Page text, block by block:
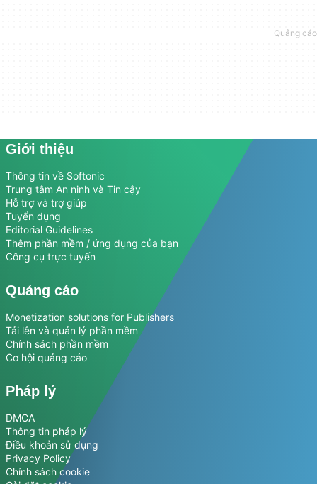
Giới thiệu
Thông tin về Softonic
Trung tâm An ninh và Tin cậy
Hỗ trợ và trợ giúp
Tuyển dụng
Editorial Guidelines
Thêm phần mềm / ứng dụng của bạn
Công cụ trực tuyến
Quảng cáo
Monetization solutions for Publishers
Tải lên và quản lý phần mềm
Chính sách phần mềm
Cơ hội quảng cáo
Pháp lý
DMCA
Thông tin pháp lý
Điều khoản sử dụng
Privacy Policy
Chính sách cookie